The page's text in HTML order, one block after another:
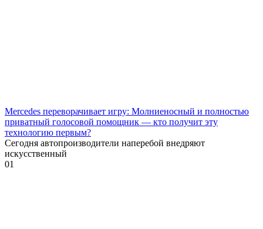
Mercedes переворачивает игру: Молниеносный и полностью
приватный голосовой помощник — кто получит эту
технологию первым?
Сегодня автопроизводители наперебой внедряют
искусственный
01